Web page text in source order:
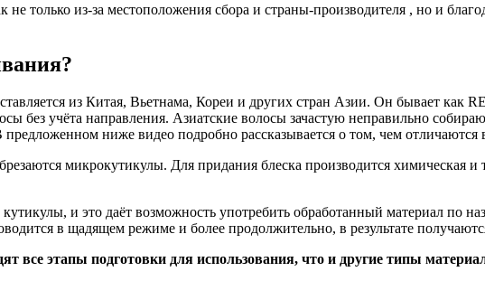
только из-за местоположения сбора и страны-производителя , но и
из Китая, Вьетнама, Кореи и других стран Азии. Он бывает как
без учёта направления. Азиатские волосы зачастую неправильно
ниже видео подробно рассказывается о том, чем отличаются
микрокутикулы. Для придания блеска производится химическая и
и это даёт возможность употребить обработанный материал по
в щадящем режиме и более продолжительно, в результате
все этапы подготовки для использования, что и другие типы